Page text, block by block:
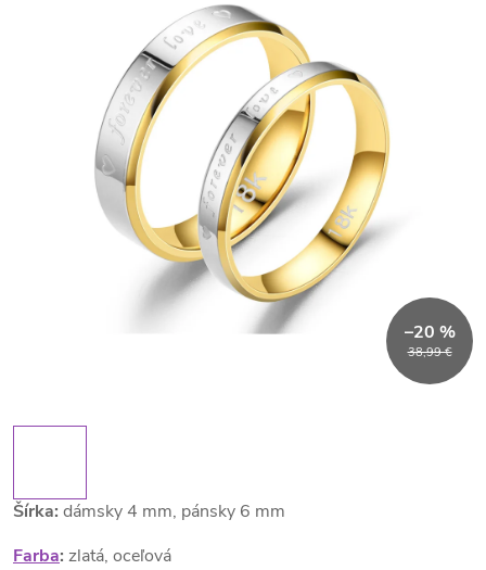
38,99 €
–20 %
Šírka: dámsky 4 mm, pánsky 6 mm
Farba: zlatá, oceľová